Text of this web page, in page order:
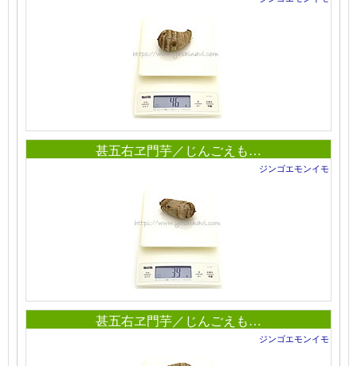
甚五右ヱ門芋／じんごえも…
ジンゴエモンイモ
甚五右ヱ門芋／じんごえも…
ジンゴエモンイモ